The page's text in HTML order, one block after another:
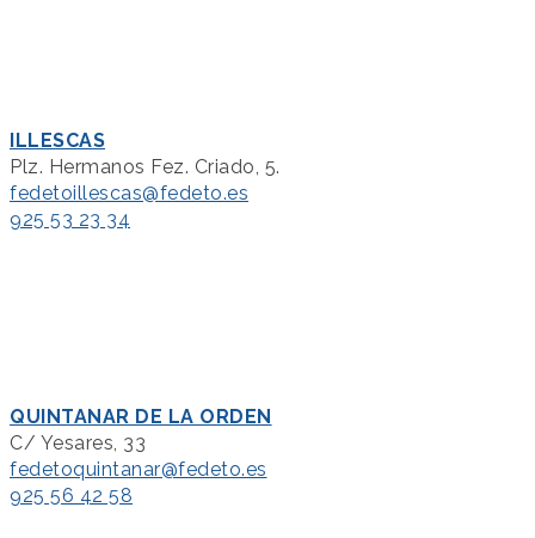
ILLESCAS
Plz. Hermanos Fez. Criado, 5.
fedetoillescas@fedeto.es
925 53 23 34
QUINTANAR DE LA ORDEN
C/ Yesares, 33
fedetoquintanar@fedeto.es
925 56 42 58